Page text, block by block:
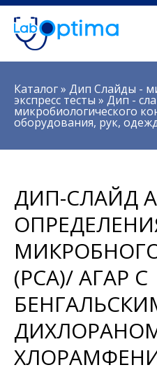
Вы здесь
Каталог» Дип Слайды -
экспресс тесты » Дип -
микробиологического
оборудования, рук,
ДИП-СЛАЙД
(PCA)/ АГАР С